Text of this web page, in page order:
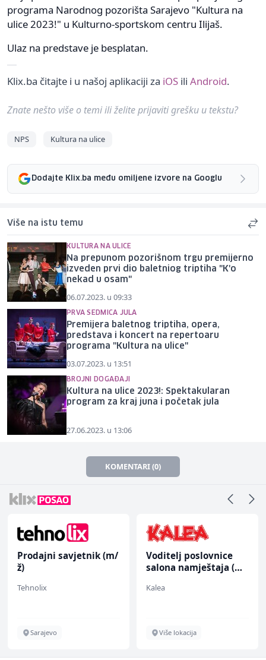
programa Narodnog pozorišta Sarajevo "Kultura na
ulice 2023!" u Kulturno-sportskom centru Ilijaš.
Ulaz na predstave je besplatan.
Klix.ba čitajte i u našoj aplikaciji za iOS ili Android.
Znate nešto više o temi ili želite prijaviti grešku u tekstu?
NPS Kultura na ulice
Dodajte Klix.ba među omiljene izvore na Googlu
Više na istu temu
KULTURA NA ULICE
Na prepunom pozorišnom trgu premijerno
izveden prvi dio baletniog triptiha "K'o
nekad u osam"
06.07.2023. u 09:33
PRVA SEDMICA JULA
Premijera baletnog triptiha, opera,
predstava i koncert na repertoaru
programa "Kultura na ulice"
03.07.2023. u 13:51
BROJNI DOGAĐAJI
Kultura na ulice 2023!: Spektakularan
program za kraj juna i početak jula
27.06.2023. u 13:06
KOMENTARI (0)
Prodajni savjetnik (m/
ž)
Tehnolix
Sarajevo
Voditelj poslovnice
salona namještaja (m/
Kalea
Više lokacija